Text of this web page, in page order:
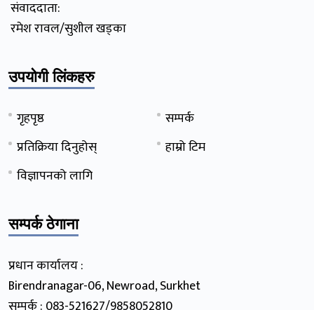
संवाददाता:
रमेश रावल/सुशील खड्का
उपयोगी लिंकहरु
गृहपृष्ठ
सम्पर्क
प्रतिक्रिया दिनुहोस्
हाम्रो टिम
विज्ञापनको लागि
सम्पर्क ठेगाना
प्रधान कार्यालय :
Birendranagar-06, Newroad, Surkhet